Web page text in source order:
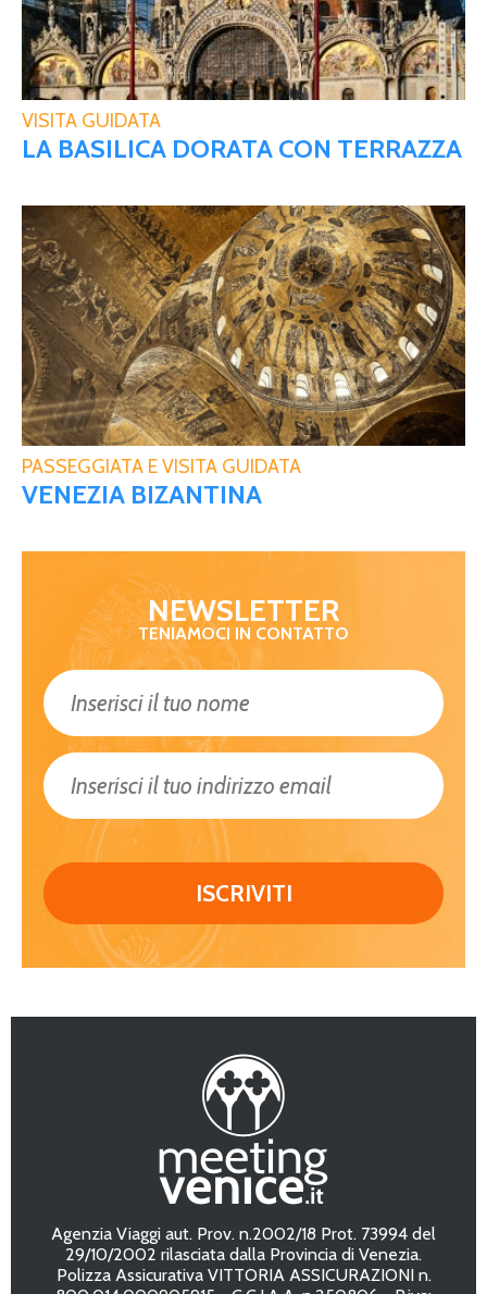
VISITA GUIDATA
LA BASILICA DORATA CON TERRAZZA
PASSEGGIATA E VISITA GUIDATA
VENEZIA BIZANTINA
NEWSLETTER
TENIAMOCI IN CONTATTO
Agenzia Viaggi aut. Prov. n.2002/18 Prot. 73994 del
29/10/2002 rilasciata dalla Provincia di Venezia.
Polizza Assicurativa VITTORIA ASSICURAZIONI n.